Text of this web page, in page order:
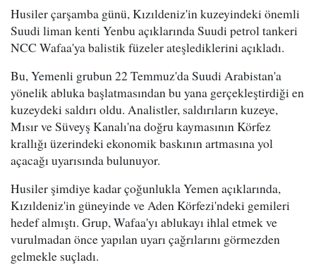
Husiler çarşamba günü, Kızıldeniz'in kuzeyindeki önemli
Suudi liman kenti Yenbu açıklarında Suudi petrol tankeri
NCC Wafaa'ya balistik füzeler ateşlediklerini açıkladı.
Bu, Yemenli grubun 22 Temmuz'da Suudi Arabistan'a
yönelik abluka başlatmasından bu yana gerçekleştirdiği en
kuzeydeki saldırı oldu. Analistler, saldırıların kuzeye,
Mısır ve Süveyş Kanalı'na doğru kaymasının Körfez
krallığı üzerindeki ekonomik baskının artmasına yol
açacağı uyarısında bulunuyor.
Husiler şimdiye kadar çoğunlukla Yemen açıklarında,
Kızıldeniz'in güneyinde ve Aden Körfezi'ndeki gemileri
hedef almıştı. Grup, Wafaa'yı ablukayı ihlal etmek ve
vurulmadan önce yapılan uyarı çağrılarını görmezden
gelmekle suçladı.